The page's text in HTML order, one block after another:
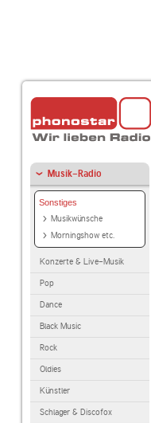
Musik-Radio
Sonstiges
Musikwünsche
Morningshow etc.
Konzerte & Live-Musik
Pop
Dance
Black Music
Rock
Oldies
Künstler
Schlager & Discofox